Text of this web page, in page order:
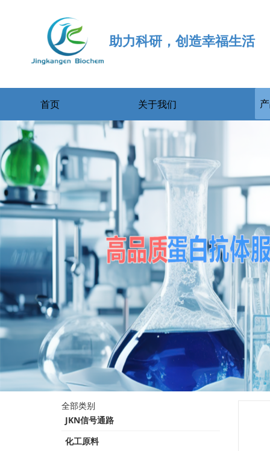
助力科研，创造幸福生活
首页 关于我们
全部类别
JKN信号通路
化工原料